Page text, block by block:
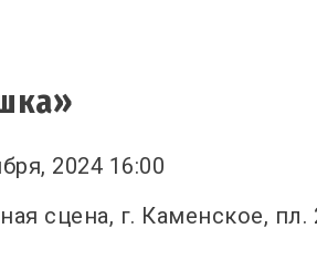
2024 16:00
сцена, г. Каменское, пл.